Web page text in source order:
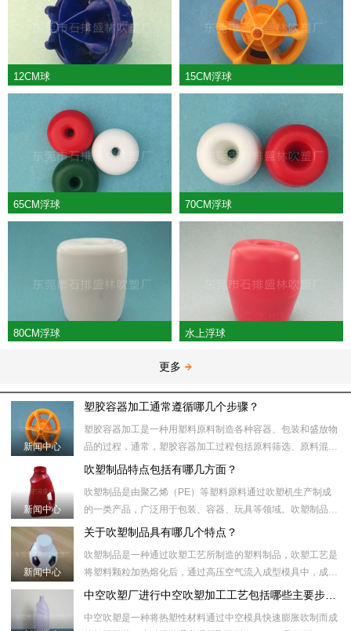
12CM球 15CM浮球
65CM浮球 70CM浮球
80CM浮球 水上浮球
更多
新闻中心
塑胶容器加工通常遵循哪几个步骤？
塑胶容器加工是一种用塑料原料制造各种容器、包装和盛放物
品的过程，通常，塑胶容器加工过程包括原料筛选、原料混
合、塑化加热、模具注射、冷却、取出、后处理等步骤。​具体
新闻中心
吹塑制品特点包括有哪几方面？
吹塑制品是由聚乙烯（PE）等塑料原料通过吹塑机生产制成
的一类产品，广泛用于包装、容器、玩具等领域。吹塑制品制
作过程中，首先将塑料颗粒加热到合适的温度，然后将塑料颗
新闻中心
关于吹塑制品具有哪几个特点？
吹塑制品是一种通过吹塑工艺所制造的塑料制品，吹塑工艺是
将塑料颗粒加热熔化后，通过高压空气流入成型模具中，成型
模具内部的形状和壁厚受压力和温度控制。随后，通过冷却模中空吹塑厂进行中空吹塑加工工艺包括哪些主要步骤？
中空吹塑是一种将热塑性材料通过中空模具快速膨胀吹制而成